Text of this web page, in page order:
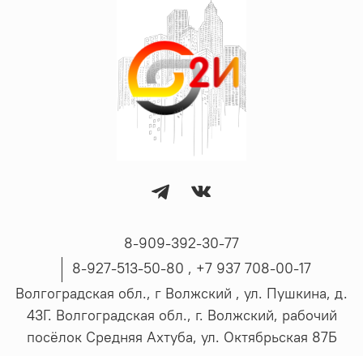
8-909-392-30-77
8-927-513-50-80 , ‪+7 937 708-00-17
Волгоградская обл., г Волжский , ул. Пушкина, д.
43Г. Волгоградская обл., г. Волжский, рабочий
посёлок Средняя Ахтуба, ул. Октябрьская 87Б